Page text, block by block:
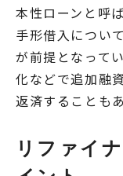
本性ローンと呼
手形借入につい
が前提となって
化などで追加融
返済することも
リファイ